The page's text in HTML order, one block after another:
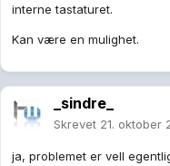
interne tastaturet.
Kan være en mulighet.
_sindre_
Skrevet 21. oktober
ja, problemet er vell